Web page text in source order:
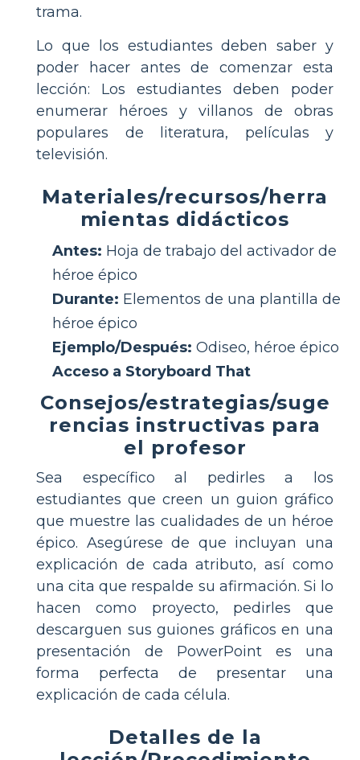
trama.
Lo que los estudiantes deben saber y
poder hacer antes de comenzar esta
lección: Los estudiantes deben poder
enumerar héroes y villanos de obras
populares de literatura, películas y
televisión.
Materiales/recursos/herra
mientas didácticos
Antes: Hoja de trabajo del activador de
héroe épico
Durante: Elementos de una plantilla de
héroe épico
Ejemplo/Después: Odiseo, héroe épico
Acceso a Storyboard That
Consejos/estrategias/suge
rencias instructivas para
el profesor
Sea específico al pedirles a los
estudiantes que creen un guion gráfico
que muestre las cualidades de un héroe
épico. Asegúrese de que incluyan una
explicación de cada atributo, así como
una cita que respalde su afirmación. Si lo
hacen como proyecto, pedirles que
descarguen sus guiones gráficos en una
presentación de PowerPoint es una
forma perfecta de presentar una
explicación de cada célula.
Detalles de la